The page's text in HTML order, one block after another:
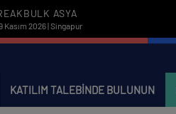
ASYA
Kasım 2026 | Singapur
KATILIM TALEBINDE BULUNUN